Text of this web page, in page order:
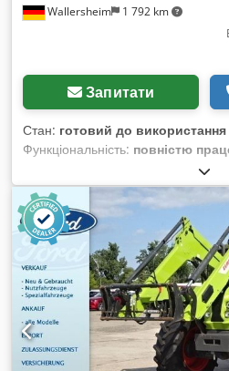
Wallersheim 1 792 km
Запитати
Стан: готовий до
Функціональність: повністю
, мотогодини:
дизель, максимальна швидкість:
зелений, Продається:
Arion 610 Hexashift Stage V (CIS),
виготовлення: 2022
відмінному стані, майже як
напрацюванням, повністю
додаткових інвестицій. Він
двигуном John Deere DPS 6.8 л,
стандартам Stage V (SCR, DPF,
потужність: 145 к.с. Номінальна